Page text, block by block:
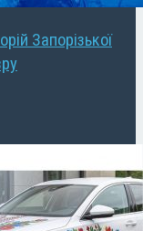
Запорізької